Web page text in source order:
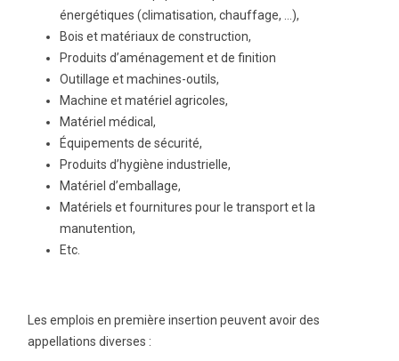
énergétiques (climatisation, chauffage, …),
Bois et matériaux de construction,
Produits d’aménagement et de finition
Outillage et machines-outils,
Machine et matériel agricoles,
Matériel médical,
Équipements de sécurité,
Produits d’hygiène industrielle,
Matériel d’emballage,
Matériels et fournitures pour le transport et la
manutention,
Etc.
Les emplois en première insertion peuvent avoir des
appellations diverses :